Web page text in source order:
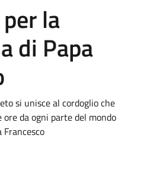
la
di Papa
si unisce al cordoglio che
da ogni parte del mondo
Francesco